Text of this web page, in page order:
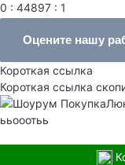
0 : 44897 : 1
Оцените нашу
Короткая ссылка
Короткая ссылка
ььооотьь